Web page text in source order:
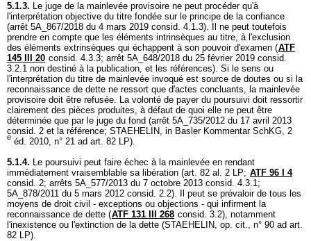
5.1.3. Le juge de la mainlevée provisoire ne peut procéder qu'à
l'interprétation objective du titre fondée sur le principe de la confiance
(arrêt 5A_867/2018 du 4 mars 2019 consid. 4.1.3). Il ne peut toutefois
prendre en compte que les éléments intrinsèques au titre, à l'exclusion
des éléments extrinsèques qui échappent à son pouvoir d'examen (ATF
145 III 20 consid. 4.3.3; arrêt 5A_648/2018 du 25 février 2019 consid.
3.2.1 non destiné à la publication, et les références). Si le sens ou
l'interprétation du titre de mainlevée invoqué est source de doutes ou si la
reconnaissance de dette ne ressort que d'actes concluants, la mainlevée
provisoire doit être refusée. La volonté de payer du poursuivi doit ressortir
clairement des pièces produites, à défaut de quoi elle ne peut être
déterminée que par le juge du fond (arrêt 5A_735/2012 du 17 avril 2013
consid. 2 et la référence; STAEHELIN, in Basler Kommentar SchKG, 2
e éd. 2010, n° 21 ad art. 82 LP).
5.1.4. Le poursuivi peut faire échec à la mainlevée en rendant
immédiatement vraisemblable sa libération (art. 82 al. 2 LP; ATF 96 I 4
consid. 2; arrêts 5A_577/2013 du 7 octobre 2013 consid. 4.3.1;
5A_878/2011 du 5 mars 2012 consid. 2.2). Il peut se prévaloir de tous les
moyens de droit civil - exceptions ou objections - qui infirment la
reconnaissance de dette (ATF 131 III 268 consid. 3.2), notamment
l'inexistence ou l'extinction de la dette (STAEHELIN, op. cit., n° 90 ad art.
82 LP).